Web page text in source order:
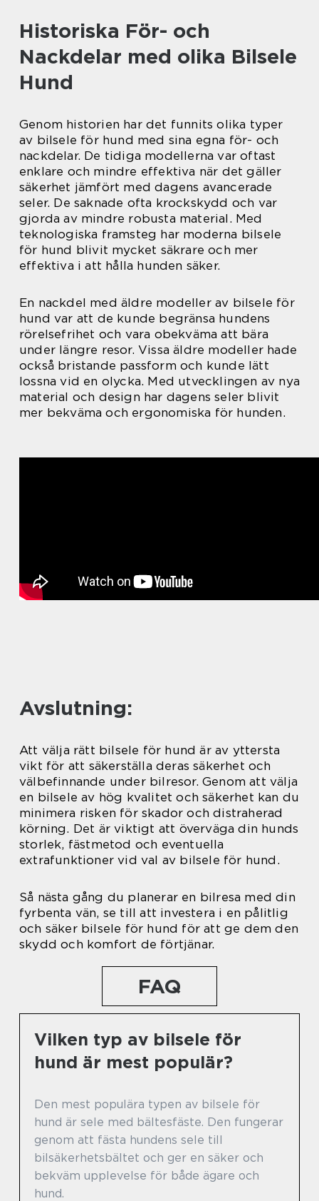
Historiska För- och
Nackdelar med olika Bilsele
Hund
Genom historien har det funnits olika typer
av bilsele för hund med sina egna för- och
nackdelar. De tidiga modellerna var oftast
enklare och mindre effektiva när det gäller
säkerhet jämfört med dagens avancerade
seler. De saknade ofta krockskydd och var
gjorda av mindre robusta material. Med
teknologiska framsteg har moderna bilsele
för hund blivit mycket säkrare och mer
effektiva i att hålla hunden säker.
En nackdel med äldre modeller av bilsele för
hund var att de kunde begränsa hundens
rörelsefrihet och vara obekväma att bära
under längre resor. Vissa äldre modeller hade
också bristande passform och kunde lätt
lossna vid en olycka. Med utvecklingen av nya
material och design har dagens seler blivit
mer bekväma och ergonomiska för hunden.
Avslutning:
Att välja rätt bilsele för hund är av yttersta
vikt för att säkerställa deras säkerhet och
välbefinnande under bilresor. Genom att välja
en bilsele av hög kvalitet och säkerhet kan du
minimera risken för skador och distraherad
körning. Det är viktigt att överväga din hunds
storlek, fästmetod och eventuella
extrafunktioner vid val av bilsele för hund.
Så nästa gång du planerar en bilresa med din
fyrbenta vän, se till att investera i en pålitlig
och säker bilsele för hund för att ge dem den
skydd och komfort de förtjänar.
FAQ
Vilken typ av bilsele för
hund är mest populär?
Den mest populära typen av bilsele för
hund är sele med bältesfäste. Den fungerar
genom att fästa hundens sele till
bilsäkerhetsbältet och ger en säker och
bekväm upplevelse för både ägare och
hund.